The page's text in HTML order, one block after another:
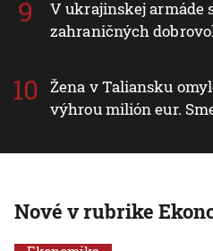
V ukrajinskej armáde
zahraničných
Žena v Taliansku
výhrou milión eur.
Nové v rubrike